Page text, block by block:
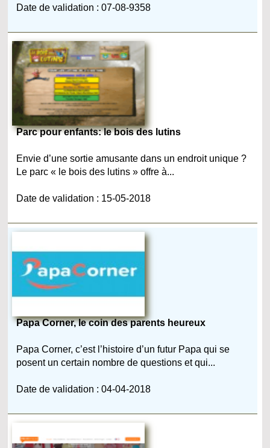
Date de validation : 07-08-9358
Parc pour enfants: le bois des lutins
Envie d’une sortie amusante dans un endroit unique ?
Le parc « le bois des lutins » offre à...
Date de validation : 15-05-2018
Papa Corner, le coin des parents heureux
Papa Corner, c’est l’histoire d’un futur Papa qui se
posent un certain nombre de questions et qui...
Date de validation : 04-04-2018